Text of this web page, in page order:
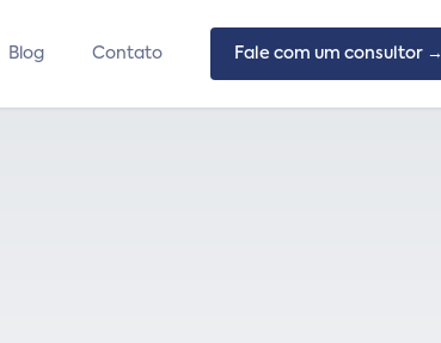
Blog Contato Fale com um consultor →